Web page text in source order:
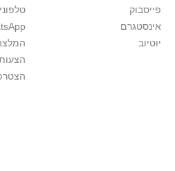
פייסבוק
אינסטגרם
יוטיוב